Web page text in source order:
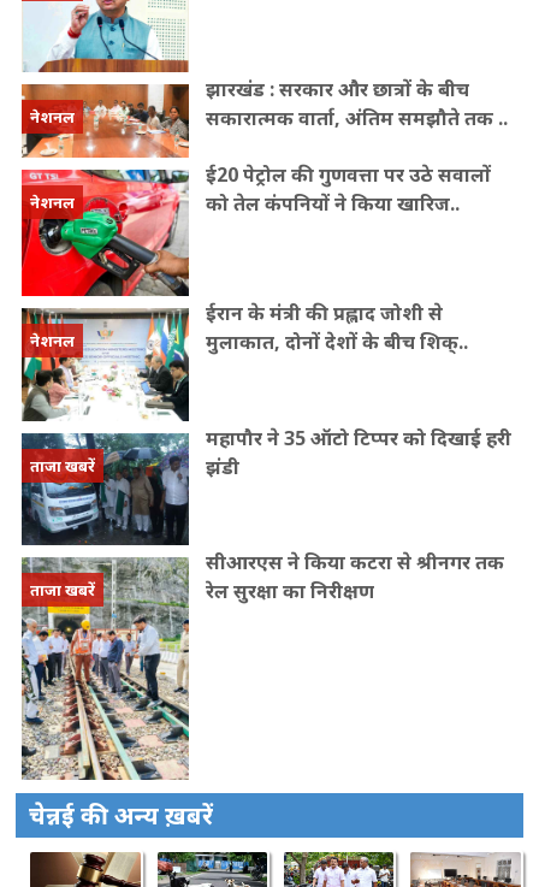
नेशनल
झारखंड : सरकार और छात्रों के बीच
सकारात्मक वार्ता, अंतिम समझौते तक ..
नेशनल
ई20 पेट्रोल की गुणवत्ता पर उठे सवालों
को तेल कंपनियों ने किया खारिज..
नेशनल
ईरान के मंत्री की प्रह्लाद जोशी से
मुलाकात, दोनों देशों के बीच शिक्..
ताजा खबरें
महापौर ने 35 ऑटो टिप्पर को दिखाई हरी
झंडी
ताजा खबरें
सीआरएस ने किया कटरा से श्रीनगर तक
रेल सुरक्षा का निरीक्षण
चेन्नई की अन्य ख़बरें